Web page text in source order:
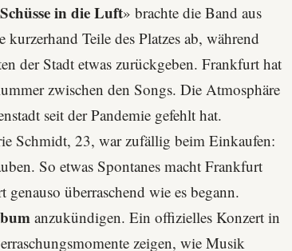
Schüsse in die Luft» brachte die Band aus
Teile des Platzes ab, während
der Stadt etwas zurückgeben. Frankfurt hat
zwischen den Songs. Die Atmosphäre
seit der Pandemie gefehlt hat.
Schmidt, 23, war zufällig beim Einkaufen:
So etwas Spontanes macht Frankfurt
überraschend wie es begann.
anzukündigen. Ein offizielles Konzert in
zeigen, wie Musik